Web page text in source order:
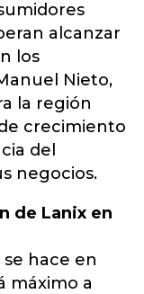
alcanzar
los
Nieto,
la región
crecimiento
del
negocios.
de Lanix en
hace en
máximo a